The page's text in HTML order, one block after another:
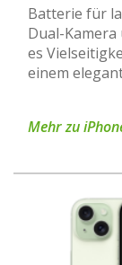
Batterie für
Dual-
es
einem
Mehr zu